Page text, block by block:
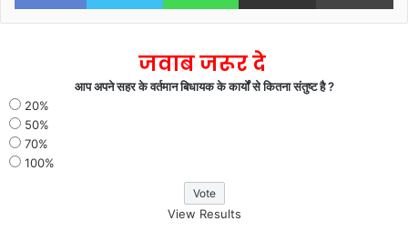
Facebook Twitter WhatsApp Share via Email Print
जवाब जरूर दे
आप अपने सहर के वर्तमान बिधायक के कार्यों से कितना संतुष्ट है ?
20%
50%
70%
100%
View Results